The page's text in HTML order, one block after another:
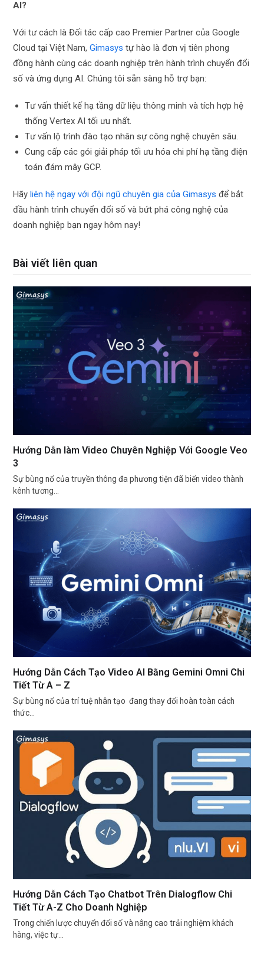
AI?
Với tư cách là Đối tác cấp cao Premier Partner của Google
Cloud tại Việt Nam,Gimasys tự hào là đơn vị tiên phong
đồng hành cùng các doanh nghiệp trên hành trình chuyển đổi
số và ứng dụng AI. Chúng tôi sẵn sàng hỗ trợ bạn:
Tư vấn thiết kế hạ tầng dữ liệu thông minh và tích hợp hệ
thống Vertex AI tối ưu nhất.
Tư vấn lộ trình đào tạo nhân sự công nghệ chuyên sâu.
Cung cấp các gói giải pháp tối ưu hóa chi phí hạ tầng điện
toán đám mây GCP.
Hãyliên hệ ngay với đội ngũ chuyên gia của Gimasys để bắt
đầu hành trình chuyển đổi số và bứt phá công nghệ của
doanh nghiệp bạn ngay hôm nay!
Bài viết liên quan
Hướng Dẫn làm Video Chuyên Nghiệp Với Google Veo
3
Sự bùng nổ của truyền thông đa phương tiện đã biến video thành
kênh tương…
Hướng Dẫn Cách Tạo Video AI Bằng Gemini Omni Chi
Tiết Từ A – Z
Sự bùng nổ của trí tuệ nhân tạo đang thay đổi hoàn toàn cách
thức…
Hướng Dẫn Cách Tạo Chatbot Trên Dialogflow Chi
Tiết Từ A-Z Cho Doanh Nghiệp
Trong chiến lược chuyển đổi số và nâng cao trải nghiệm khách
hàng, việc tự…